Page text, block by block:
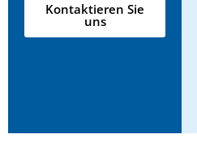
Kontaktieren Sie
uns